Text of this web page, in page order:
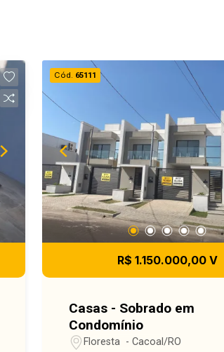
Cód. 65111
R$ 1.150.000,00 V
Casas - Sobrado em
Condomínio
Floresta - Cacoal/RO